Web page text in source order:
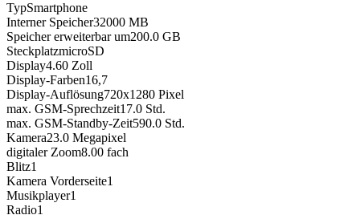
TypSmartphone
Interner Speicher32000 MB
Speicher erweiterbar um200.0 GB
SteckplatzmicroSD
Display4.60 Zoll
Display-Farben16,7
Display-Auflösung720x1280 Pixel
max. GSM-Sprechzeit17.0 Std.
max. GSM-Standby-Zeit590.0 Std.
Kamera23.0 Megapixel
digitaler Zoom8.00 fach
Blitz1
Kamera Vorderseite1
Musikplayer1
Radio1